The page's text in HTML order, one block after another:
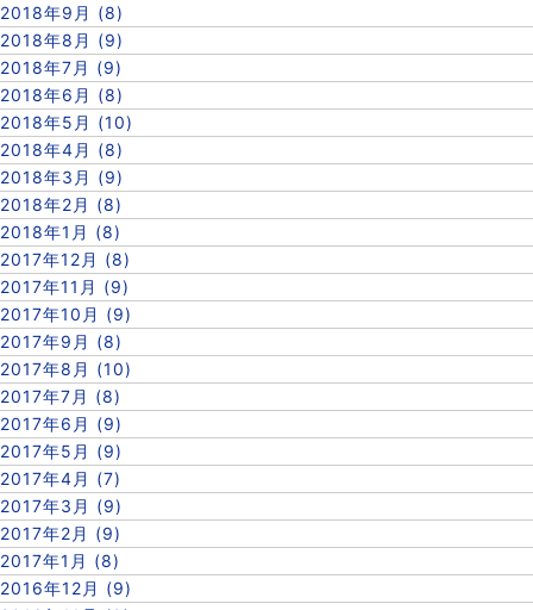
2018年9月 (8)
2018年8月 (9)
2018年7月 (9)
2018年6月 (8)
2018年5月 (10)
2018年4月 (8)
2018年3月 (9)
2018年2月 (8)
2018年1月 (8)
2017年12月 (8)
2017年11月 (9)
2017年10月 (9)
2017年9月 (8)
2017年8月 (10)
2017年7月 (8)
2017年6月 (9)
2017年5月 (9)
2017年4月 (7)
2017年3月 (9)
2017年2月 (9)
2017年1月 (8)
2016年12月 (9)